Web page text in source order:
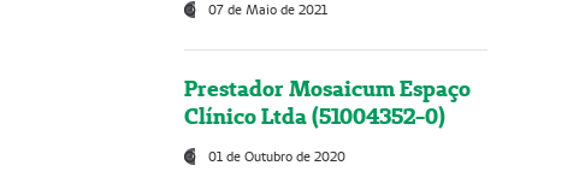
07 de Maio de 2021
Prestador Mosaicum Espaço
Clínico Ltda (51004352-0)
01 de Outubro de 2020